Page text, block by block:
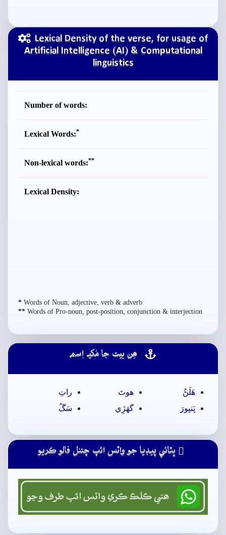
Lexical Density of the verse, for usage of
Artificial Intelligence (AI) & Computational
linguistics
Number of words:
Lexical Words:*
Non-lexical words:**
Lexical Density:
* Words of Noun, adjective, verb & adverb
** Words of Pro-noun, post-position, conjunction & interjection
ھِن بيت جا مُکيہ اِسم
ھَلَڻُ ھوتَ
راتِ
ڀَنڀورَ
گهَڙِي سَڱُ
ڀٽائي پيڊيا جو واٽس ائپ چئنل فالو ڪريو